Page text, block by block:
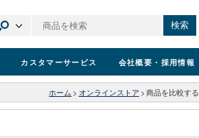
検索
カスタマーサービス 会社概要 ・採用情報
ホーム > オンラインストア > 商品を比較する